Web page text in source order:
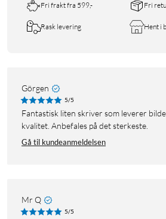
Fri frakt fra 599,- Fri
Rask levering Hent i
Görgen
5/5
Fantastisk liten skriver som leverer bilder av svært god
kvalitet. Anbefales på det sterkeste.
Gå til kundeanmeldelsen
Mr Q
5/5